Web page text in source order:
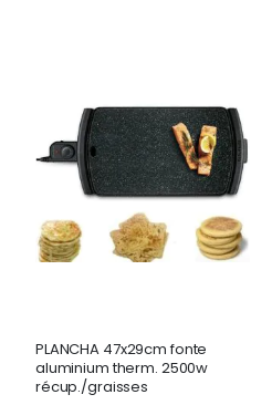
PLANCHA 47x29cm fonte
aluminium therm. 2500w
récup./graisses